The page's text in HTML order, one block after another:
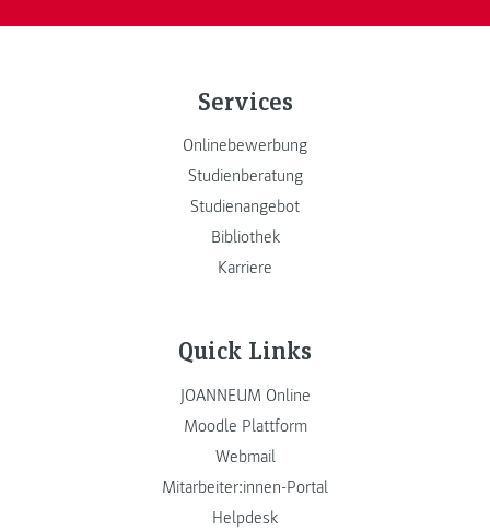
Services
Onlinebewerbung
Studienberatung
Studienangebot
Bibliothek
Karriere
Quick Links
JOANNEUM Online
Moodle Plattform
Webmail
Mitarbeiter:innen-Portal
Helpdesk